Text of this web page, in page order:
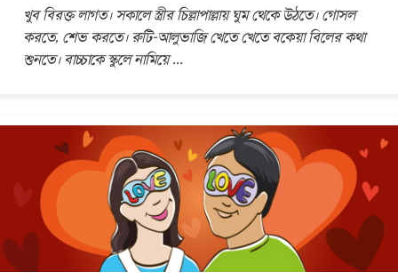
খুব বিরক্ত লাগত। সকালে স্ত্রীর চিল্লাপাল্লায় ঘুম থেকে উঠতে। গোসল
করতে, শেভ করতে। রুটি-আলুভাজি খেতে খেতে বকেয়া বিলের কথা
শুনতে। বাচ্চাকে স্কুলে নামিয়ে...